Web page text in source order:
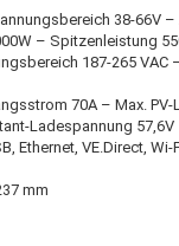
38-66V
– Spitzenleistung
187-265 VAC
70A – Max. PV-
Ladespannung 57,6V
Ethernet, VE.Direct, Wi-
mm